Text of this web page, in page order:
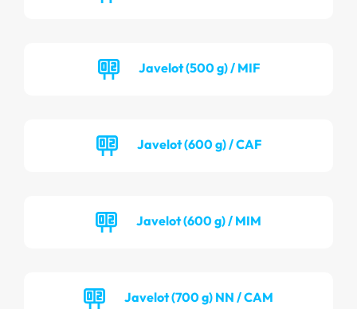
Javelot (500 g) / MIF
Javelot (600 g) / CAF
Javelot (600 g) / MIM
Javelot (700 g) NN / CAM